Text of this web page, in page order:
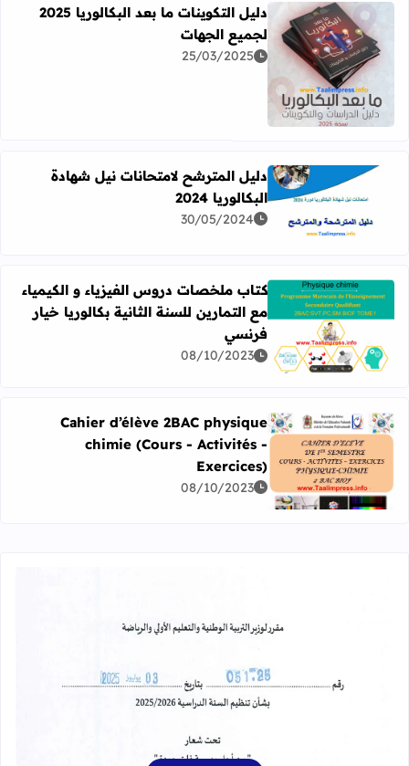
اقرأ المزيد عن دليل التكوينات ما بعد البكالوريا 2025 لجميع الجهات
دليل التكوينات ما بعد البكالوريا 2025
لجميع الجهات
25/03/2025
اقرأ المزيد عن دليل المترشح لامتحانات نيل شهادة البكالوريا 2024
دليل المترشح لامتحانات نيل شهادة
البكالوريا 2024
30/05/2024
اقرأ المزيد عن كتاب ملخصات دروس الفيزياء و الكيمياء مع
كتاب ملخصات دروس الفيزياء و الكيمياء
مع التمارين للسنة الثانية بكالوريا خيار
فرنسي
08/10/2023
اقرأ المزيد عن Cahier d’élève 2BAC physique chimie (Cours - Activités - Exercices)
Cahier d’élève 2BAC physique
chimie (Cours - Activités -
Exercices)
08/10/2023
قراءة المزيد عن مقرر تنظيم السنة الدراسية